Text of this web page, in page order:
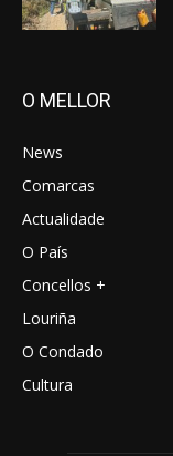
O MELLOR
News
Comarcas
Actualidade
O País
Concellos +
Louriña
O Condado
Cultura